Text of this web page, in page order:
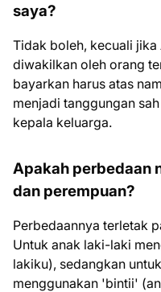
saya?
Tidak boleh, kecuali
diwakilkan oleh orang
bayarkan harus atas
menjadi tanggungan
kepala keluarga.
Apakah perbedaan
dan perempuan?
Perbedaannya terletak
Untuk anak laki-laki
lakiku), sedangkan
menggunakan 'bintii'